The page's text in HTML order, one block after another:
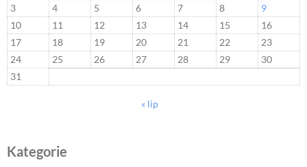
3
4 5 6 7 8
9
10
11 12 13 14 15
16
17
18 19 20 21 22
23
24
25 26 27 28 29
30
31
« lip
Kategorie